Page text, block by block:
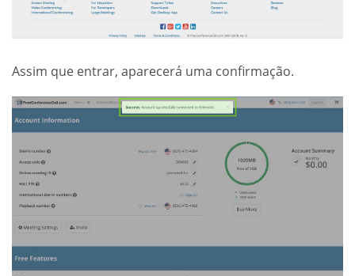
Assim que entrar, aparecerá uma confirmação.